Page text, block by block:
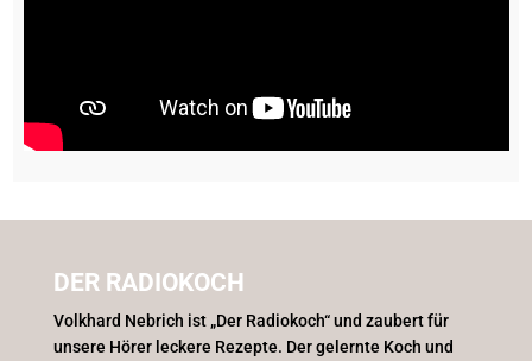
DER RADIOKOCH
Volkhard Nebrich ist „Der Radiokoch“ und zaubert für
unsere Hörer leckere Rezepte. Der gelernte Koch und